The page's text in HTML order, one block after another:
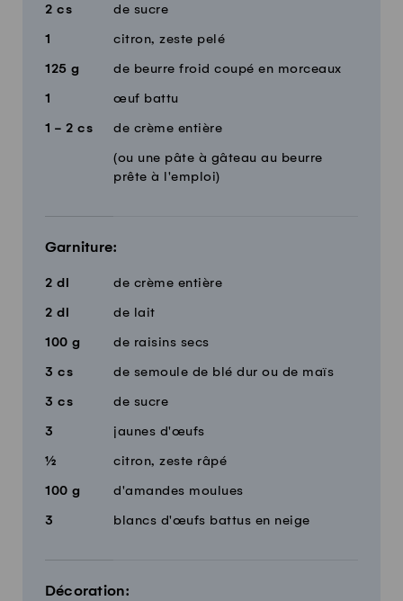
2 cs de sucre
1 citron, zeste pelé
125 g de beurre froid coupé en morceaux
1 œuf battu
1 - 2 cs de crème entière
(ou une pâte à gâteau au beurre
prête à l'emploi)
Garniture:
2 dl de crème entière
2 dl de lait
100 g de raisins secs
3 cs de semoule de blé dur ou de maïs
3 cs de sucre
3 jaunes d'œufs
½ citron, zeste râpé
100 g d'amandes moulues
3 blancs d'œufs battus en neige
Décoration: